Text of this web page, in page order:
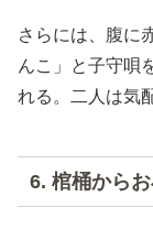
さらには、腹に
んこ」と子守唄
れる。二人は気
6. 棺桶から